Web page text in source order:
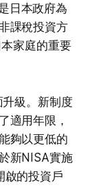
日本政府為
課稅投資方
家庭的重要
級。新制度
適用年限，
夠以更低的
新NISA實施
啟的投資戶